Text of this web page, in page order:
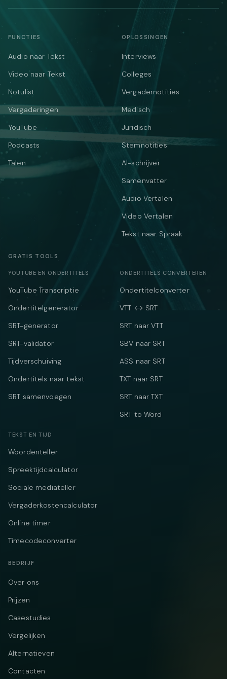
FUNCTIES
Audio naar Tekst
Video naar Tekst
Notulist
Vergaderingen
YouTube
Podcasts
Talen
OPLOSSINGEN
Interviews
Colleges
Vergadernotities
Medisch
Juridisch
Stemnotities
AI-schrijver
Samenvatter
Audio Vertalen
Video Vertalen
Tekst naar Spraak
GRATIS TOOLS
YOUTUBE EN ONDERTITELS
YouTube Transcriptie
Ondertitelgenerator
SRT-generator
SRT-validator
Tijdverschuiving
Ondertitels naar tekst
SRT samenvoegen
ONDERTITELS CONVERTEREN
Ondertitelconverter
VTT ↔ SRT
SRT naar VTT
SBV naar SRT
ASS naar SRT
TXT naar SRT
SRT naar TXT
SRT to Word
TEKST EN TIJD
Woordenteller
Spreektijdcalculator
Sociale mediateller
Vergaderkostencalculator
Online timer
Timecodeconverter
BEDRIJF
Over ons
Prijzen
Casestudies
Vergelijken
Alternatieven
Contacten